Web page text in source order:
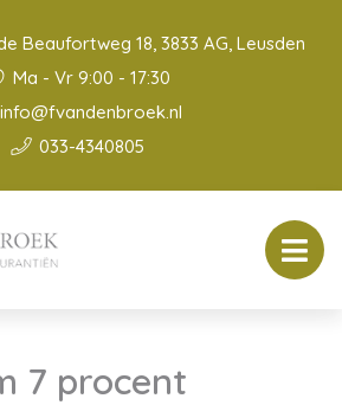
Beaufortweg 18, 3833 AG, Leusden
Ma - Vr 9:00 - 17:30
info@fvandenbroek.nl
033-4340805
7 procent